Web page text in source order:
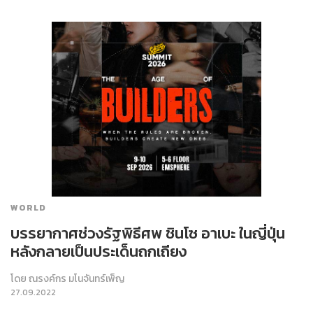
WORLD
บรรยากาศช่วงรัฐพิธีศพ ชินโซ อาเบะ ในญี่ปุ่น
หลังกลายเป็นประเด็นถกเถียง
โดยณรงค์กร มโนจันทร์เพ็ญ
27.09.2022